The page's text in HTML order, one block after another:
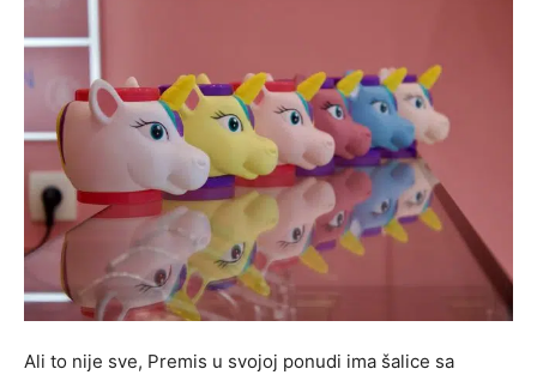
Ali to nije sve, Premis u svojoj ponudi ima šalice sa